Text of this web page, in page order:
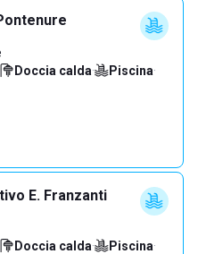
Doccia calda· Piscina·
E. Franzanti
Doccia calda· Piscina·